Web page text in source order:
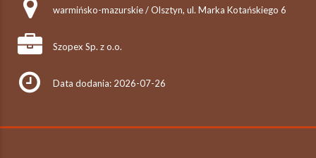
warmińsko-mazurskie / Olsztyn, ul. Marka Kotańskiego 6
Szopex Sp. z o.o.
Data dodania: 2026-07-26